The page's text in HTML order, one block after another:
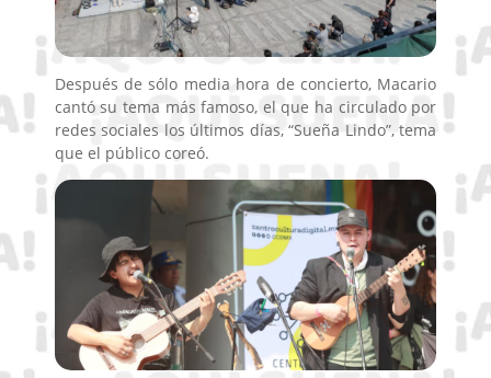
Después de sólo media hora de concierto, Macario
cantó su tema más famoso, el que ha circulado por
redes sociales los últimos días, “Sueña Lindo”, tema
que el público coreó.